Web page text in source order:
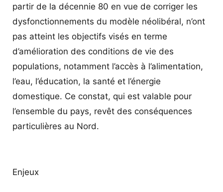
partir de la décennie 80 en vue de corriger les
dysfonctionnements du modèle néolibéral, n’ont
pas atteint les objectifs visés en terme
d’amélioration des conditions de vie des
populations, notamment l’accès à l’alimentation,
l’eau, l’éducation, la santé et l’énergie
domestique. Ce constat, qui est valable pour
l’ensemble du pays, revêt des conséquences
particulières au Nord.
Enjeux